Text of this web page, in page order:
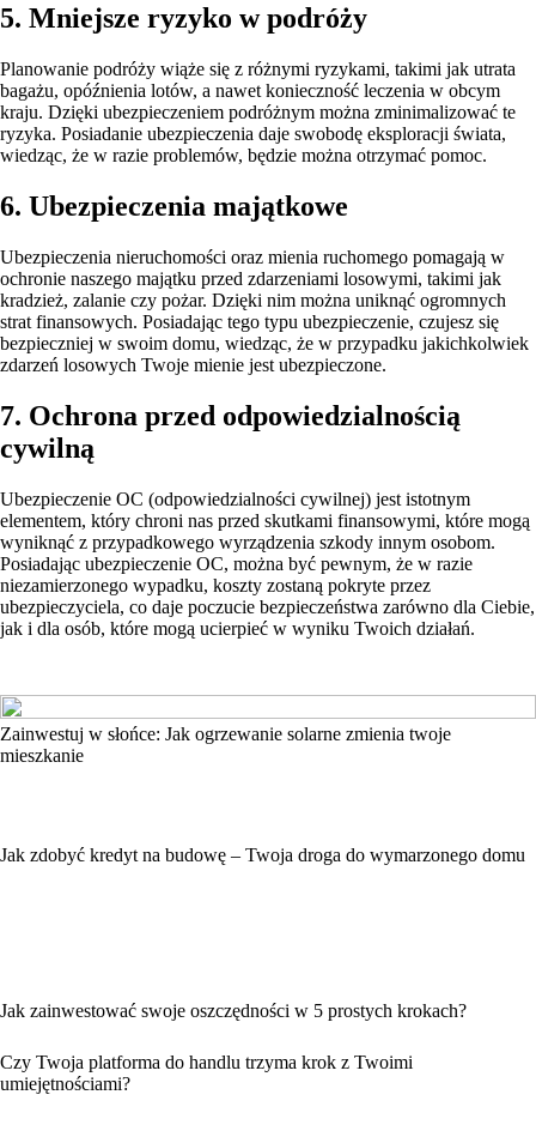
5. Mniejsze ryzyko w podróży
Planowanie podróży wiąże się z różnymi ryzykami, takimi jak utrata
bagażu, opóźnienia lotów, a nawet konieczność leczenia w obcym
kraju. Dzięki ubezpieczeniem podróżnym można zminimalizować te
ryzyka. Posiadanie ubezpieczenia daje swobodę eksploracji świata,
wiedząc, że w razie problemów, będzie można otrzymać pomoc.
6. Ubezpieczenia majątkowe
Ubezpieczenia nieruchomości oraz mienia ruchomego pomagają w
ochronie naszego majątku przed zdarzeniami losowymi, takimi jak
kradzież, zalanie czy pożar. Dzięki nim można uniknąć ogromnych
strat finansowych. Posiadając tego typu ubezpieczenie, czujesz się
bezpieczniej w swoim domu, wiedząc, że w przypadku jakichkolwiek
zdarzeń losowych Twoje mienie jest ubezpieczone.
7. Ochrona przed odpowiedzialnością
cywilną
Ubezpieczenie OC (odpowiedzialności cywilnej) jest istotnym
elementem, który chroni nas przed skutkami finansowymi, które mogą
wyniknąć z przypadkowego wyrządzenia szkody innym osobom.
Posiadając ubezpieczenie OC, można być pewnym, że w razie
niezamierzonego wypadku, koszty zostaną pokryte przez
ubezpieczyciela, co daje poczucie bezpieczeństwa zarówno dla Ciebie,
jak i dla osób, które mogą ucierpieć w wyniku Twoich działań.
Zainwestuj w słońce: Jak ogrzewanie solarne zmienia twoje
mieszkanie
Jak zdobyć kredyt na budowę – Twoja droga do wymarzonego domu
Jak zainwestować swoje oszczędności w 5 prostych krokach?
Czy Twoja platforma do handlu trzyma krok z Twoimi
umiejętnościami?